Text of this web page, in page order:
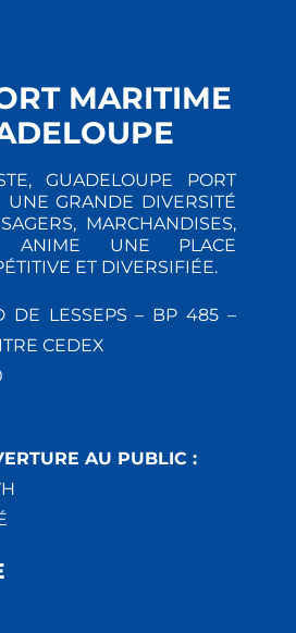
MARITIME
GUADELOUPE PORT
UNE GRANDE DIVERSITÉ
MARCHANDISES,
ANIME UNE PLACE
ET DIVERSIFIÉE.
DE LESSEPS – BP 485 –
CEDEX
AU PUBLIC :